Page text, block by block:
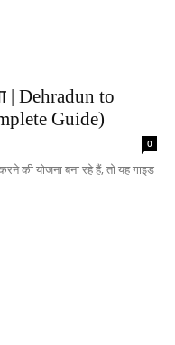
| Dehradun to
Guide)
0
की योजना बना रहे हैं, तो यह गाइड